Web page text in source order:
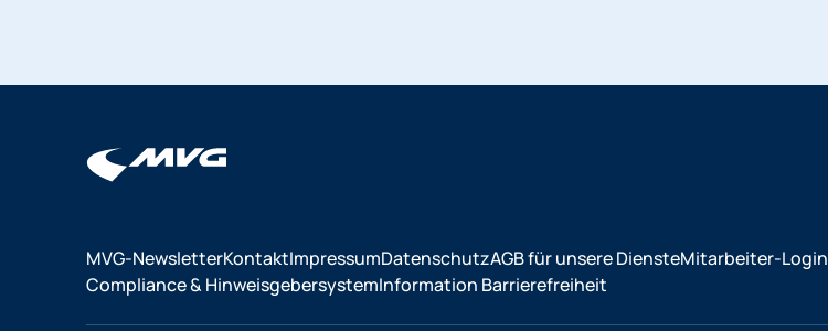
MVG-NewsletterKontaktImpressumDatenschutzAGB für unsere DiensteMitarbeiter-Login
Compliance & HinweisgebersystemInformation Barrierefreiheit